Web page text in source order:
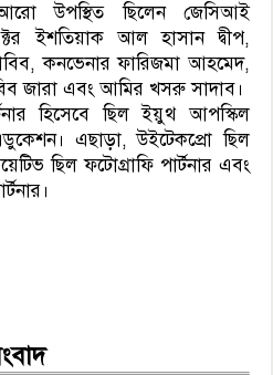
উপস্থিত ছিলেন জেসিআই
ইশতিয়াক আল হাসান দ্বীপ,
কনভেনার ফারিজমা আহমেদ,
জারা এবং আমির খসরু সাদাব।
হিসেবে ছিল ইয়ুথ আপস্কিল
এছাড়া, উইটেকপ্রো ছিল
ছিল ফটোগ্রাফি পার্টনার এবং